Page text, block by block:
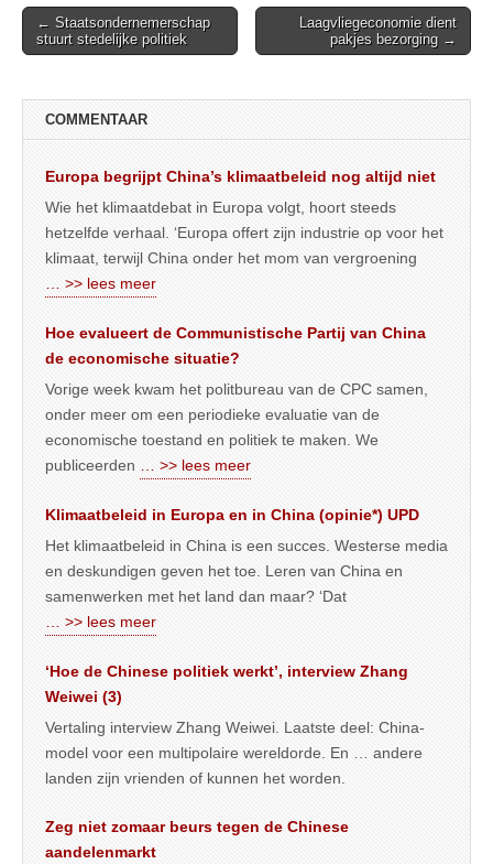
Post
navigation
← Staatsondernemerschap
stuurt stedelijke politiek
Laagvliegeconomie dient
pakjes bezorging →
COMMENTAAR
Europa begrijpt China’s klimaatbeleid nog altijd niet
Wie het klimaatdebat in Europa volgt, hoort steeds
hetzelfde verhaal. ‘Europa offert zijn industrie op voor het
klimaat, terwijl China onder het mom van vergroening
… >> lees meer
Hoe evalueert de Communistische Partij van China
de economische situatie?
Vorige week kwam het politbureau van de CPC samen,
onder meer om een periodieke evaluatie van de
economische toestand en politiek te maken. We
publiceerden … >> lees meer
Klimaatbeleid in Europa en in China (opinie*) UPD
Het klimaatbeleid in China is een succes. Westerse media
en deskundigen geven het toe. Leren van China en
samenwerken met het land dan maar? ‘Dat
… >> lees meer
‘Hoe de Chinese politiek werkt’, interview Zhang
Weiwei (3)
Vertaling interview Zhang Weiwei. Laatste deel: China-
model voor een multipolaire wereldorde. En … andere
landen zijn vrienden of kunnen het worden.
Zeg niet zomaar beurs tegen de Chinese
aandelenmarkt